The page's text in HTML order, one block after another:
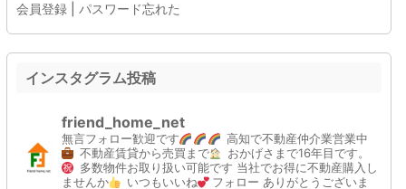
会員登録 パスワード忘れた
インスタグラム投稿
friend_home_net
無言フォロー歓迎です
高知で不動産仲介業営業中
不動産賃貸から売買まで
おかげさまで16年目です。
多数物件お取り扱い可能です 当社でお得に不動産購入し
ませんか
いつもいいね フォロー ありがとうございま